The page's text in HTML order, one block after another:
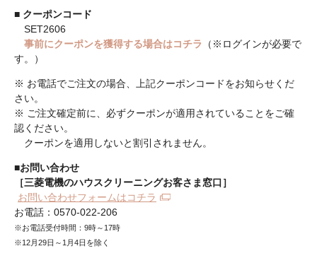
■ クーポンコード
SET2606
事前にクーポンを獲得する場合はコチラ
（※ログインが必要で
す。）
※ お電話でご注文の場合、上記クーポンコードをお知らせくだ
さい。
※ ご注文確定前に、必ずクーポンが適用されていることをご確
認ください。
クーポンを適用しないと割引されません。
■お問い合わせ
［三菱電機のハウスクリーニングお客さま窓口］
お問い合わせフォームはコチラ
お電話：0570-022-206
※お電話受付時間：9時～17時
※12月29日～1月4日を除く